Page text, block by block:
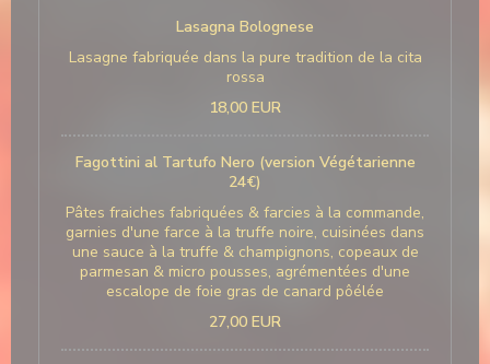
Lasagna Bolognese
Lasagne fabriquée dans la pure tradition de la cita
rossa
18,00 EUR
Fagottini al Tartufo Nero (version Végétarienne
24€)
Pâtes fraiches fabriquées & farcies à la commande,
garnies d'une farce à la truffe noire, cuisinées dans
une sauce à la truffe & champignons, copeaux de
parmesan & micro pousses, agrémentées d'une
escalope de foie gras de canard pôélée
27,00 EUR